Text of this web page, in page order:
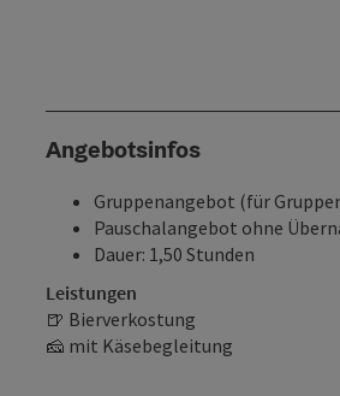
Angebotsinfos
Gruppenangebot (für
Pauschalangebot ohne
Dauer: 1,50 Stunden
Leistungen
🍺 Bierverkostung
🧀 mit Käsebegleitung